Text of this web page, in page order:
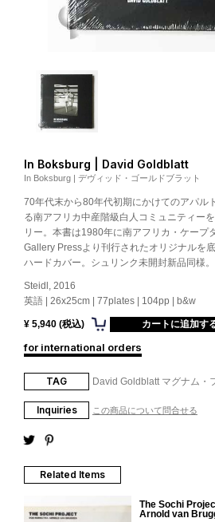
In Boksburg | David Goldblatt
In Boksburg | デヴィッド・ゴールドブラット
70年代末から80年代初期にかけてのアパル
る南アフリカ中産階級白人コミュニティー
リー。本書は1980年に南アフリカ・ケープ
Gallery Pressより刊行されたオリジナルを
ハードカバー。シュリンク未開封新品同様。
Steidl, 2016
英語 | 26x25cm | 77plates | 104pp | b&w
¥ 5,940 (税込)
for international orders
TAG David Goldblatt マグナム・
Inquiries この商品について問合せる
Related Items
The Sochi
Arnold van